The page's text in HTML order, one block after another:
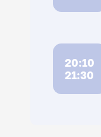
20:10
21:30